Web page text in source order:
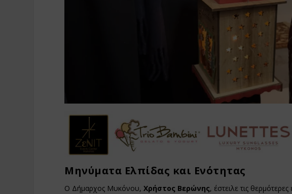
Μηνύματα Ελπίδας και Ενότητας
Ο Δήμαρχος Μυκόνου,Χρήστος Βερώνης, έστειλε τις